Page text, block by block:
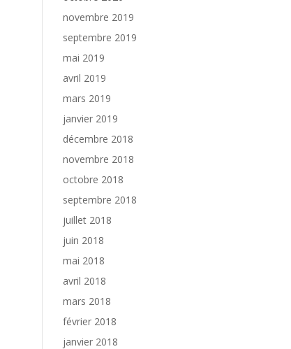
novembre 2019
septembre 2019
mai 2019
avril 2019
mars 2019
janvier 2019
décembre 2018
novembre 2018
octobre 2018
septembre 2018
juillet 2018
juin 2018
mai 2018
avril 2018
mars 2018
février 2018
janvier 2018